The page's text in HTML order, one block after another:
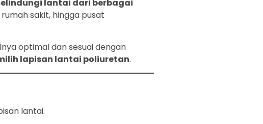
lantai dari berbagai
sakit, hingga pusat
optimal dan sesuai dengan
lapisan lantai poliuretan.
lantai.